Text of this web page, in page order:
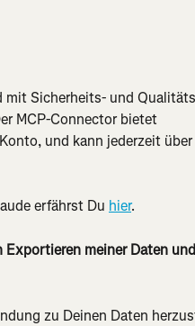
mit Sicherheits- und
MCP-Connector bietet
und kann jederzeit
erfährst Du hier.
meiner Daten
zu Deinen Daten